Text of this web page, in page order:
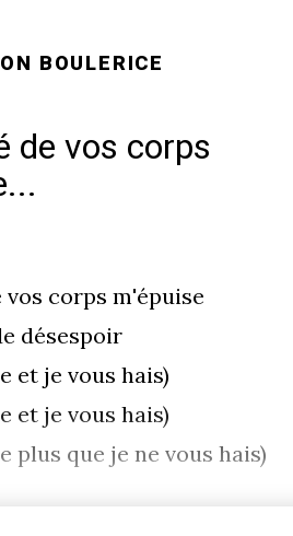
BOULERICE
de vos corps
corps m'épuise
désespoir
et je vous hais)
et je vous hais)
plus que je ne vous hais)